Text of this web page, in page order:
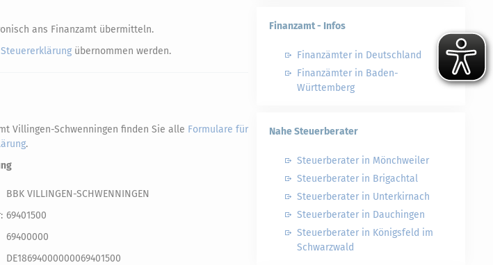
ans Finanzamt übermitteln.
übernommen werden.
Villingen-Schwenningen finden Sie alle Formulare für
.
BBK VILLINGEN-SCHWENNINGEN
69401500
69400000
DE18694000000069401500
Finanzamt - Infos
Finanzämter in Deutschland
Finanzämter in Baden-
Württemberg
Nahe Steuerberater
Steuerberater in Mönchweiler
Steuerberater in Brigachtal
Steuerberater in Unterkirnach
Steuerberater in Dauchingen
Steuerberater in Königsfeld im
Schwarzwald